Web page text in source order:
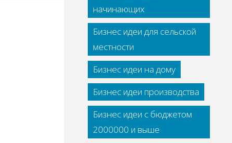
начинающих
Бизнес идеи для сельской
местности
Бизнес идеи на дому
Бизнес идеи производства
Бизнес идеи с бюджетом
2000000 и выше